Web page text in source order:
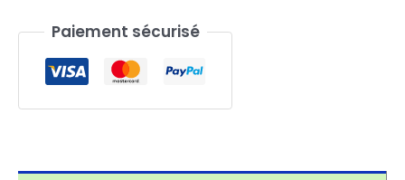
Paiement sécurisé